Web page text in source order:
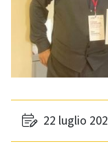
22 luglio